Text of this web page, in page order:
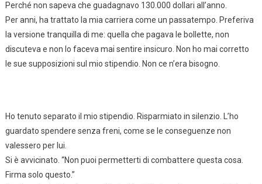
Perché non sapeva che guadagnavo 130.000 dollari all’anno.
Per anni, ha trattato la mia carriera come un passatempo. Preferiva
la versione tranquilla di me: quella che pagava le bollette, non
discuteva e non lo faceva mai sentire insicuro. Non ho mai corretto
le sue supposizioni sul mio stipendio. Non ce n’era bisogno.
Ho tenuto separato il mio stipendio. Risparmiato in silenzio. L’ho
guardato spendere senza freni, come se le conseguenze non
valessero per lui.
Si è avvicinato. “Non puoi permetterti di combattere questa cosa.
Firma solo questo.”